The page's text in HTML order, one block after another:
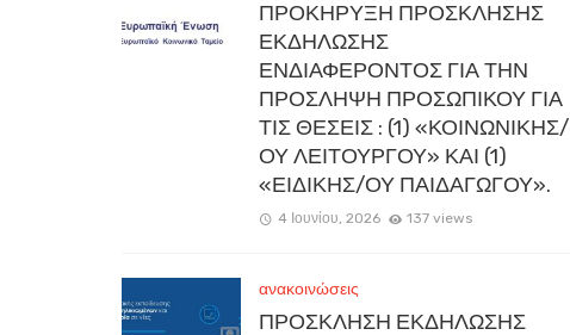
ΠΡΟΚΗΡΥΞΗ ΠΡΟΣΚΛΗΣΗΣ
ΕΚΔΗΛΩΣΗΣ
ΕΝΔΙΑΦΕΡΟΝΤΟΣ ΓΙΑ ΤΗΝ
ΠΡΟΣΛΗΨΗ ΠΡΟΣΩΠΙΚΟΥ ΓΙΑ
ΤΙΣ ΘΕΣΕΙΣ : (1) «ΚΟΙΝΩΝΙΚΗΣ/
ΟΥ ΛΕΙΤΟΥΡΓΟΥ» ΚΑΙ (1)
«ΕΙΔΙΚΗΣ/ΟΥ ΠΑΙΔΑΓΩΓΟΥ».
4 Ιουνίου, 2026 137 views
ανακοινώσεις
ΠΡΟΣΚΛΗΣΗ ΕΚΔΗΛΩΣΗΣ